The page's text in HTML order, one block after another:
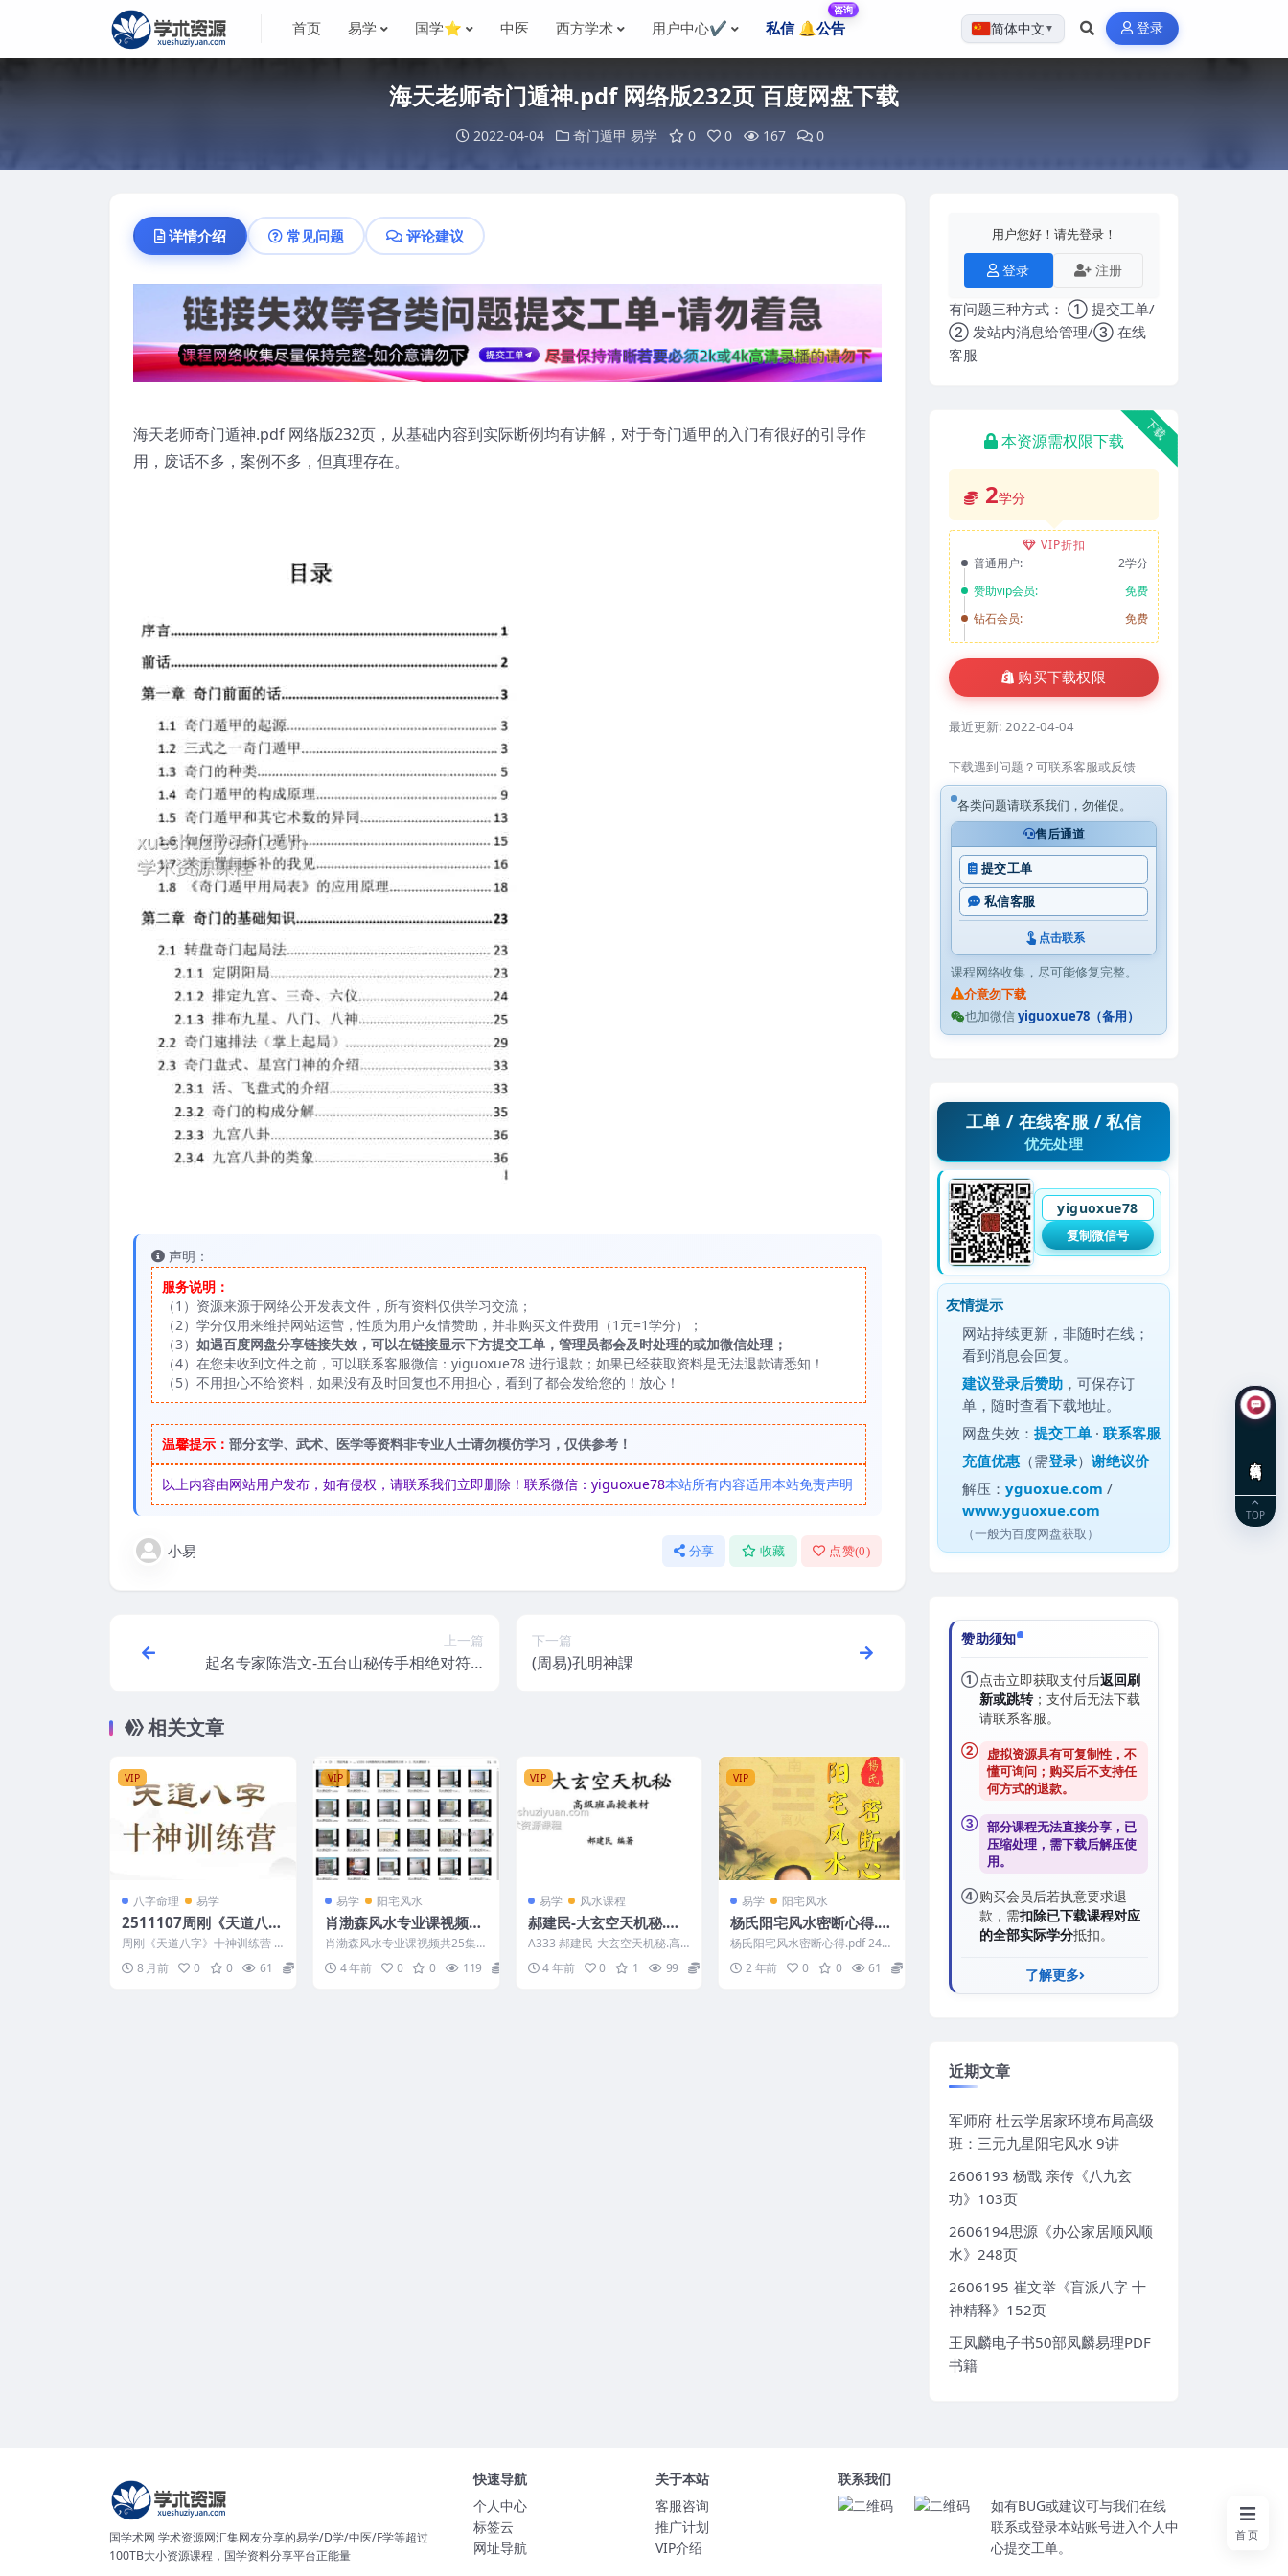
首页 易学 国学⭐ 中医 西方学术 用户中心✔️ 私信 🔔公告
咨询
简体中文 ▼ 登录
海天老师奇门遁神.pdf 网络版232页 百度网盘下载
2022-04-04 奇门遁甲 易学 0 0 167 0
详情介绍 常见问题 评论建议
海天老师奇门遁神.pdf 网络版232页，从基础内容到实际断例均有讲解，对于奇门遁甲的入门有很好的引导作
用，废话不多，案例不多，但真理存在。
声明：
服务说明：
（1）资源来源于网络公开发表文件，所有资料仅供学习交流；
（2）学分仅用来维持网站运营，性质为用户友情赞助，并非购买文件费用（1元=1学分）；
（3） 如遇百度网盘分享链接失效，可以在链接显示下方提交工单，管理员都会及时处理的或加微信处理；
（4）在您未收到文件之前，可以联系客服微信：yiguoxue78 进行退款；如果已经获取资料是无法退款请悉知！
（5）不用担心不给资料，如果没有及时回复也不用担心，看到了都会发给您的！放心！
温馨提示： 部分玄学、武术、医学等资料非专业人士请勿模仿学习，仅供参考！
以上内容由网站用户发布，如有侵权，请联系我们立即删除！联系微信：yiguoxue78本站所有内容适用本站免责声明
小易 分享 收藏 点赞(0)
上一篇
起名专家陈浩文-五台山秘传手相绝对符.p
下一篇
(周易)孔明神課
相关文章
VIP
八字命理 易学
2511107周刚《天道八
字》十神训练营 – 副本
周刚《天道八字》十神训练营 –
副本 2511107 1、《天道八字...
8 月前 0 0 61
VIP
易学 阳宅风水
肖渤森风水专业课视频共
25集
肖渤森风水专业课视频共25集 Y
4 年前 0 0 119
VIP
易学 风水课程
郝建民-大玄空天机秘.高
级班函授教材
A333 郝建民-大玄空天机秘.高
4 年前 0 1 99
VIP
易学 阳宅风水
杨氏阳宅风水密断心得.p
df
杨氏阳宅风水密断心得.pdf 241
2 年前 0 0 61
用户您好！请先登录！
登录 注册
有问题三种方式： ① 提交工单/
② 发站内消息给管理/③ 在线
客服
下载
本资源需权限下载
2学分
VIP折扣
普通用户:
2学分
赞助vip会员:
免费
钻石会员:
免费
购买下载权限
最近更新: 2022-04-04
下载遇到问题？可联系客服或反馈
各类问题请联系我们，勿催促。
售后通道
提交工单
私信客服
点击联系
课程网络收集，尽可能修复完整。
介意勿下载
也加微信yiguoxue78（备用）
工单 / 在线客服 / 私信
优先处理
yiguoxue78
复制微信号
友情提示
网站持续更新，非随时在线；
看到消息会回复。
建议登录后赞助 ，可保存订
单，随时查看下载地址。
网盘失效：提交工单 ·联系客服
充值优惠 （需登录）谢绝议价
解压：yguoxue.com /
www.yguoxue.com
（一般为百度网盘获取）
赞助须知
①点击立即获取支付后返回刷
新或跳转；支付后无法下载
请联系客服。
②
虚拟资源具有可复制性，不
懂可询问；购买后不支持任
何方式的退款。
③ 部分课程无法直接分享，已
压缩处理，需下载后解压使
用。
④购买会员后若执意要求退
款，需扣除已下载课程对应
的全部实际学分抵扣。
了解更多
近期文章
军师府 杜云学居家环境布局高级
班：三元九星阳宅风水 9讲
2606193 杨戬 亲传《八九玄
功》103页
2606194思源《办公家居顺风顺
水》248页
2606195 崔文举《盲派八字 十
神精释》152页
王凤麟电子书50部凤麟易理PDF
书籍
国学术网 学术资源网汇集网友分享的易学/D学/中医/F学等超过
100TB大小资源课程，国学资料分享平台正能量
快速导航
个人中心
标签云
网址导航
关于本站
客服咨询
推广计划
VIP介绍
联系我们
如有BUG或建议可与我们在线
联系或登录本站账号进入个人中
心提交工单。
首页
TOP